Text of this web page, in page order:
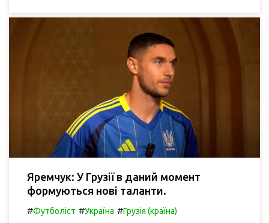
Яремчук: У Грузії в даний момент
формуються нові таланти.
#Футболіст #Україна #Грузія (країна)